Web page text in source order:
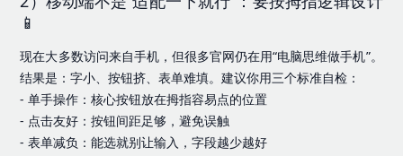
📱
现在大多数访问来自手机，但很多官网仍在用“电脑思维做手机”。
结果是：字小、按钮挤、表单难填。建议你用三个标准自检：
- 单手操作：核心按钮放在拇指容易点的位置
- 点击友好：按钮间距足够，避免误触
- 表单减负：能选就别让输入，字段越少越好